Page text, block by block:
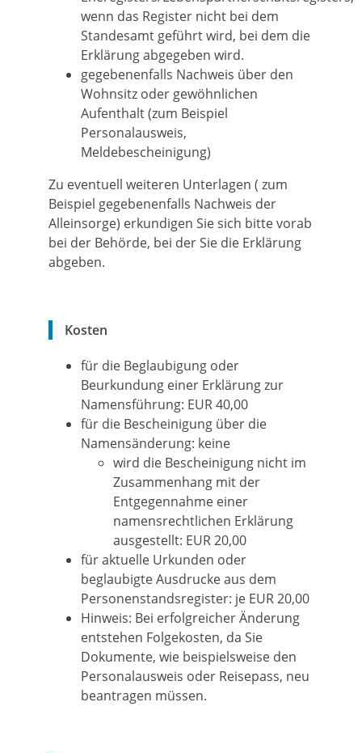
wenn das Register nicht bei dem
Standesamt geführt wird, bei dem die
Erklärung abgegeben wird.
gegebenenfalls Nachweis über den
Wohnsitz oder gewöhnlichen
Aufenthalt (zum Beispiel
Personalausweis,
Meldebescheinigung)
Zu eventuell weiteren Unterlagen ( zum
Beispiel gegebenenfalls Nachweis der
Alleinsorge) erkundigen Sie sich bitte vorab
bei der Behörde, bei der Sie die Erklärung
abgeben.
Kosten
für die Beglaubigung oder
Beurkundung einer Erklärung zur
Namensführung: EUR 40,00
für die Bescheinigung über die
Namensänderung: keine
wird die Bescheinigung nicht im
Zusammenhang mit der
Entgegennahme einer
namensrechtlichen Erklärung
ausgestellt: EUR 20,00
für aktuelle Urkunden oder
beglaubigte Ausdrucke aus dem
Personenstandsregister: je EUR 20,00
Hinweis: Bei erfolgreicher Änderung
entstehen Folgekosten, da Sie
Dokumente, wie beispielsweise den
Personalausweis oder Reisepass, neu
beantragen müssen.